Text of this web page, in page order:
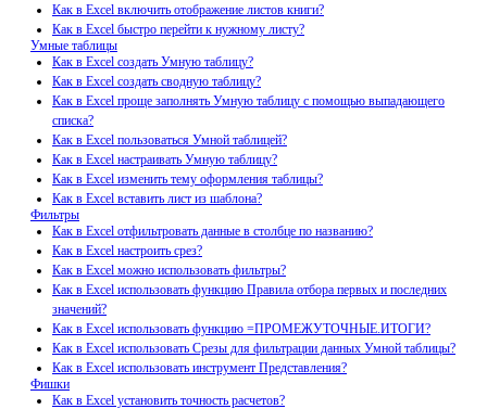
Как в Excel включить отображение листов книги?
Как в Excel быстро перейти к нужному листу?
Умные таблицы
Как в Excel создать Умную таблицу?
Как в Excel создать сводную таблицу?
Как в Excel проще заполнять Умную таблицу с помощью выпадающего
списка?
Как в Excel пользоваться Умной таблицей?
Как в Excel настраивать Умную таблицу?
Как в Excel изменить тему оформления таблицы?
Как в Excel вставить лист из шаблона?
Фильтры
Как в Excel отфильтровать данные в столбце по названию?
Как в Excel настроить срез?
Как в Excel можно использовать фильтры?
Как в Excel использовать функцию Правила отбора первых и последних
значений?
Как в Excel использовать функцию =ПРОМЕЖУТОЧНЫЕ.ИТОГИ?
Как в Excel использовать Срезы для фильтрации данных Умной таблицы?
Как в Excel использовать инструмент Представления?
Фишки
Как в Excel установить точность расчетов?